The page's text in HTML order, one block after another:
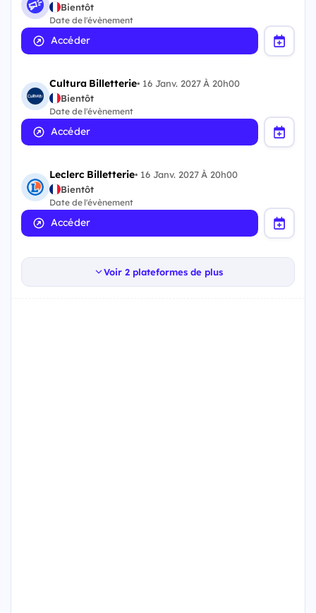
Bientôt
Date de l'évènement
Accéder
Cultura Billetterie• 16 Janv. 2027 À 20h00
Bientôt
Date de l'évènement
Accéder
Leclerc Billetterie• 16 Janv. 2027 À 20h00
Bientôt
Date de l'évènement
Accéder
Voir 2 plateformes de plus